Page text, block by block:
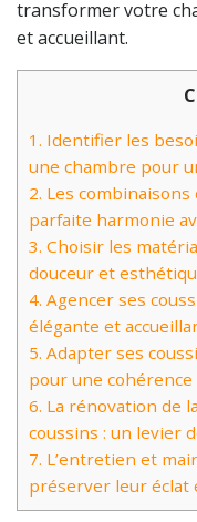
transformer votre
et accueillant.
1. Identifier les
une chambre pour
2. Les
parfaite harmonie
3. Choisir les
douceur et
4. Agencer ses
élégante et
5. Adapter ses
pour une
6. La rénovation de
coussins : un levier
7. L’entretien et
préserver leur éclat